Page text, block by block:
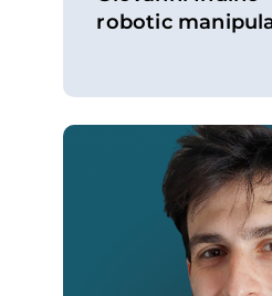
robotic